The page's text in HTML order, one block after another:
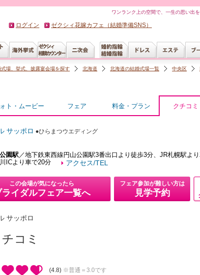
ワンランク上の空間で、一生の思い出
ログイン ゼクシィ花嫁カフェ（結婚準備SNS）
式場、挙式、披露宴会場を探す 北海道 北海道の結婚式場一覧 中央区
ト・ムービー フェア 料金・プラン クチコミ
サッポロ ●ひらまつウエディング
園駅／地下鉄東西線円山公園駅3番出口より徒歩3分、JR札幌駅よ
ICより車で20分
アクセス/TEL
この会場が気になったら
ライダルフェア一覧へ
フェア参加が難しい方は
見学予約
サッポロ
コミ
(4.8) ※普通＝3.0です